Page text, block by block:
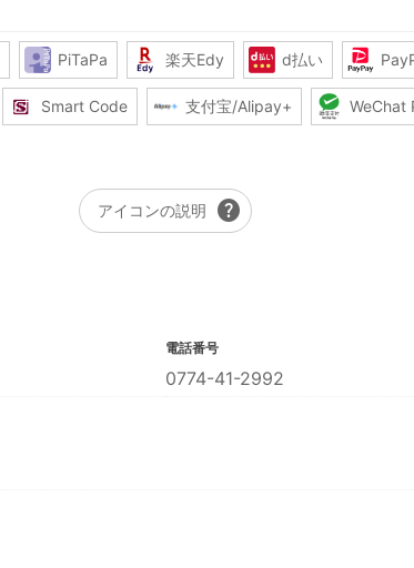
PiTaPa 楽天Edy d払い
Smart Code 支付宝/Alipay+ WeChat
アイコンの説明 help
電話番号
0774-41-2992